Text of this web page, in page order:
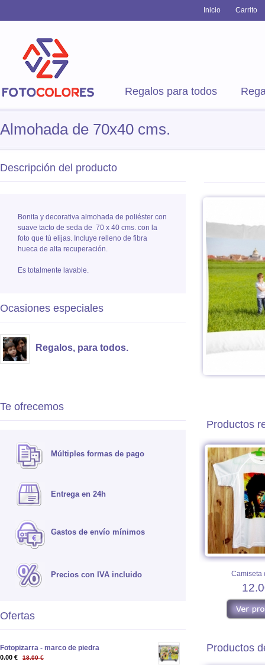
Carrito
Inicio
Regalos para todos
Almohada de 70x40 cms.
Descripción del producto
Bonita y decorativa almohada de poliéster con
suave tacto de seda de 70 x 40 cms. con la
foto que tú elijas. Incluye relleno de fibra
hueca de alta recuperación.
Es totalmente lavable.
Ocasiones especiales
Regalos, para todos.
Te ofrecemos
Múltiples formas de pago
Entrega en 24h
Gastos de envío mínimos
Precios con IVA incluido
Ofertas
Fotopizarra - marco de piedra
0.00 € 18.00 €
Productos
Camiseta
Productos